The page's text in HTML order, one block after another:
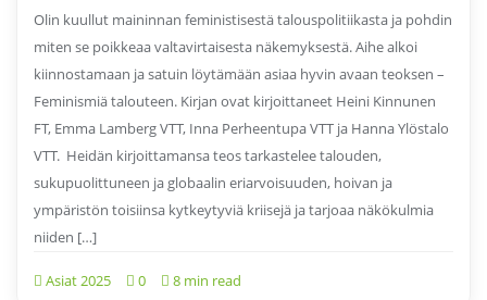
Olin kuullut maininnan feministisestä talouspolitiikasta ja pohdin
miten se poikkeaa valtavirtaisesta näkemyksestä. Aihe alkoi
kiinnostamaan ja satuin löytämään asiaa hyvin avaan teoksen –
Feminismiä talouteen. Kirjan ovat kirjoittaneet Heini Kinnunen
FT, Emma Lamberg VTT, Inna Perheentupa VTT ja Hanna Ylöstalo
VTT. Heidän kirjoittamansa teos tarkastelee talouden,
sukupuolittuneen ja globaalin eriarvoisuuden, hoivan ja
ympäristön toisiinsa kytkeytyviä kriisejä ja tarjoaa näkökulmia
niiden […]
Asiat 2025 0 8 min read